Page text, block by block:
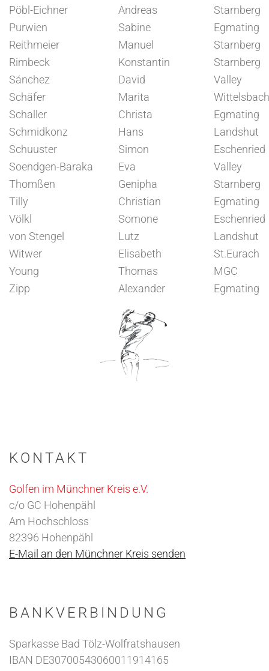
Pöbl-Eichner
Andreas
Starnberg
Purwien
Sabine
Egmating
Reithmeier
Manuel
Starnberg
Rimbeck
Konstantin
Starnberg
Sánchez
David
Valley
Schäfer
Marita
Wittelsbach
Schaller
Christa
Egmating
Schmidkonz
Hans
Landshut
Schuuster
Simon
Eschenried
Soendgen-Baraka
Eva
Valley
Thomßen
Genipha
Starnberg
Tilly
Christian
Egmating
Völkl
Somone
Eschenried
von Stengel
Lutz
Landshut
Witwer
Elisabeth
St.Eurach
Young
Thomas
MGC
Zipp
Alexander Egmating
KONTAKT
Golfen im Münchner Kreis e.V.
c/o GC Hohenpähl
Am Hochschloss
82396 Hohenpähl
E-Mail an den Münchner Kreis senden
BANKVERBINDUNG
Sparkasse Bad Tölz-Wolfratshausen
IBAN DE30700543060011914165